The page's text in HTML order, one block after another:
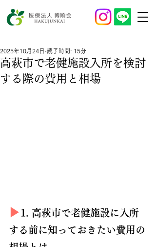
高萩市で老健施設入所を検討
する際の費用と相場
2025年10月24日 読了時間: 15分
▶︎ 1. 高萩市で老健施設に入所
する前に知っておきたい費用の